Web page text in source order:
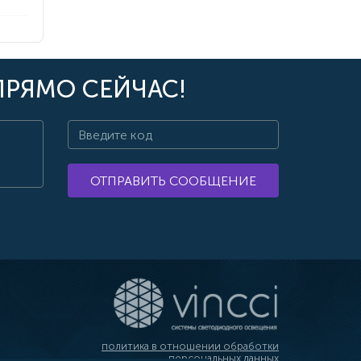
СЕЙЧАС!
ОТПРАВИТЬ СООБЩЕНИЕ
политика в отношении обработки
персональных данных